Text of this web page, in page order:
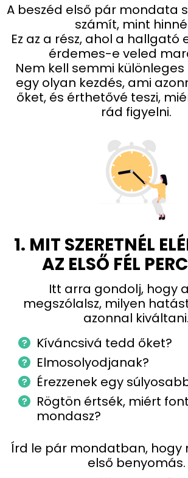
A beszéd első pár mondata
számít, mint
Ez az a rész, ahol a hallgató
érdemes-e veled
Nem kell semmi
egy olyan kezdés, ami
őket, és érthetővé teszi,
rád figyelni.
1. MIT SZERETNÉL
AZ ELSŐ FÉL
Itt arra gondolj, hogy
megszólalsz, milyen
azonnal kiváltani.
Kíváncsivá tedd őket?
Elmosolyodjanak?
Érezzenek egy
Rögtön értsék, miért
mondasz?
Írd le pár mondatban, hogy
első benyomás.